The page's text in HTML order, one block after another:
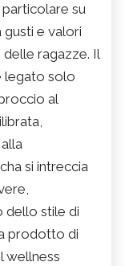
particolare su
e valori
ragazze. Il
legato solo
al
si intreccia
dello stile di
prodotto di
wellness